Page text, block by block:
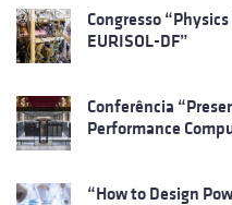
Congresso
EURISOL-DF”
Conferência
Performance
“How to Design